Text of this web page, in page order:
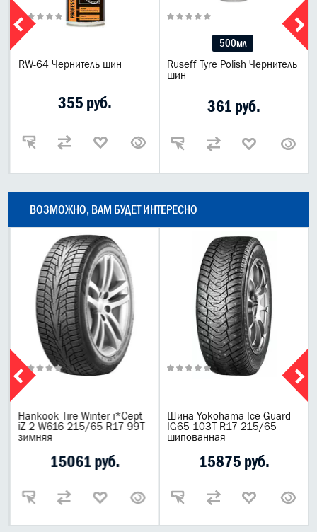
RW-64 Чернитель шин
355 руб.
500мл
Ruseff Tyre Polish Чернитель
шин
361 руб.
ВОЗМОЖНО, ВАМ БУДЕТ ИНТЕРЕСНО
Hankook Tire Winter i*Cept
iZ 2 W616 215/65 R17 99T
зимняя
15061 руб.
Шина Yokohama Ice Guard
IG65 103T R17 215/65
шипованная
15875 руб.